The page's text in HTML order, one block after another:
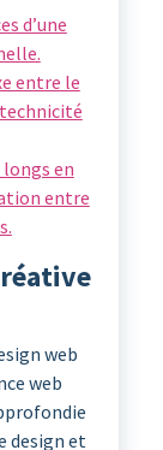
d’une
entre le
en
entre
web
web
design et